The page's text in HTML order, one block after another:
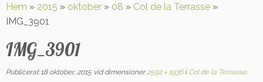
till
innehåll
Hem » 2015 » oktober » 08 » Col de la Terrasse »
IMG_3901
IMG_3901
Publicerat 18 oktober, 2015vid dimensioner2592 × 1936iCol de la Terrasse.